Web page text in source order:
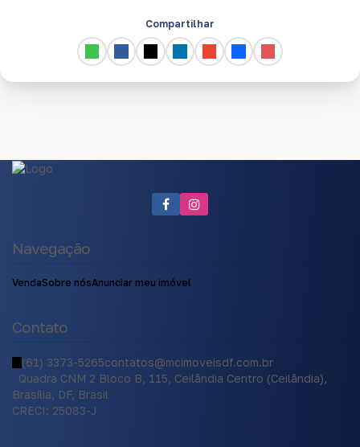
Compartilhar
Navegação
VendaSobre nósAnunciar meu imóvel
Contato
(61) 3373-5265contatos@mcimoveisdf.com.br
Quadra CNM 2 Bloco B, 115, Ceilândia Centro (Ceilândia),
Brasília, DF, Brasil
CRECI: 25083-J